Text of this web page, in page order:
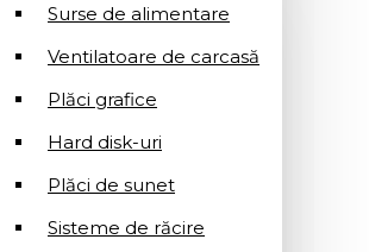
Surse de alimentare
Ventilatoare de carcasă
Plăci grafice
Hard disk-uri
Plăci de sunet
Sisteme de răcire